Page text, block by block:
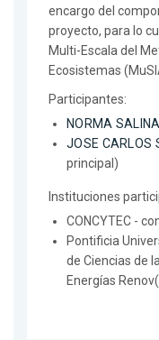
encargo del
proyecto, para lo
Multi-Escala del
Ecosistemas
Participantes:
NORMA
JOSE CARLOS
principal)
Instituciones
CONCYTEC -
Pontificia
de Ciencias de
Energías